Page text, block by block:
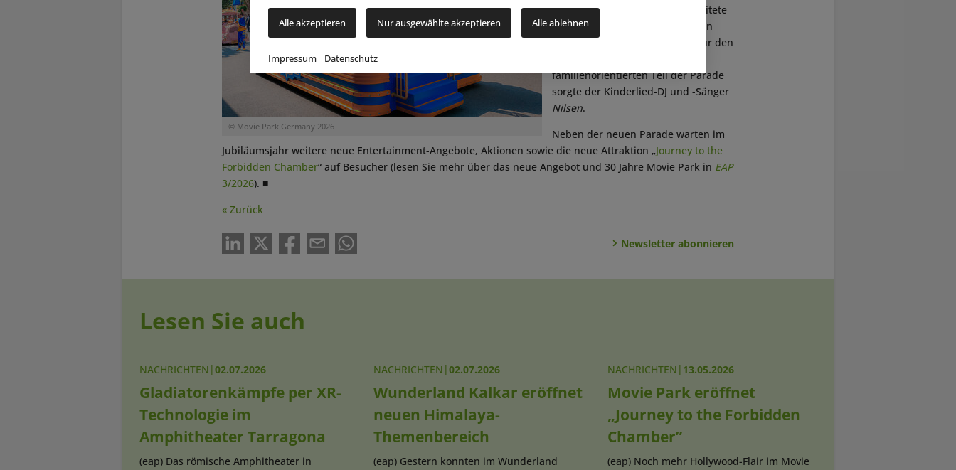
Alle akzeptieren Nur ausgewählte akzeptieren Alle ablehnen
Impressum Datenschutz
© Movie Park Germany 2026
musikalische Untermalung arbeitete
der Park mit seinem langjährigen
PartnerIMAscore
zusammen. Für den
familienorientierten Teil der Parade
sorgte der Kinderlied-DJ und -Sänger
Nilsen.
Neben der neuen Parade warten im
Jubiläumsjahr weitere neue Entertainment-Angebote, Aktionen sowie die neue Attraktion „Journey to the
Forbidden Chamber“ auf Besucher (lesen Sie mehr über das neue Angebot und 30 Jahre Movie Park in EAP
3/2026). ■
« Zurück
Newsletter abonnieren
Lesen Sie auch
NACHRICHTEN |02.07.2026
Gladiatorenkämpfe per XR-
Technologie im
Amphitheater Tarragona
(eap) Das römische Amphitheater in
NACHRICHTEN |02.07.2026
Wunderland Kalkar eröffnet
neuen Himalaya-
Themenbereich
(eap) Gestern konnten im Wunderland
NACHRICHTEN | 13.05.2026
Movie Park eröffnet
„Journey to the Forbidden
Chamber”
(eap) Noch mehr Hollywood-Flair im Movie